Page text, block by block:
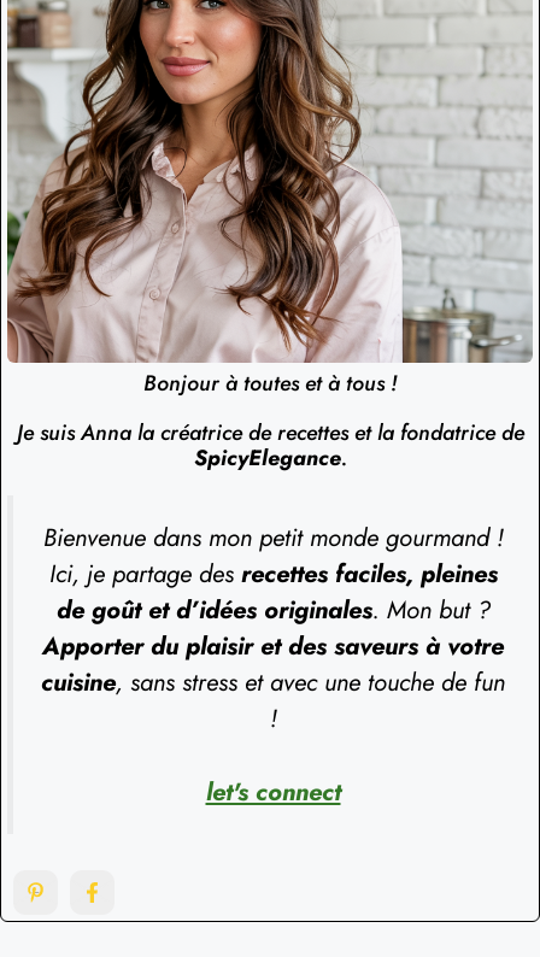
Bonjour à toutes et à tous !
Je suis Anna la créatrice de recettes et la fondatrice de
SpicyElegance.
Bienvenue dans mon petit monde gourmand !
Ici, je partage des recettes faciles, pleines
de goût et d’idées originales. Mon but ?
Apporter du plaisir et des saveurs à votre
cuisine, sans stress et avec une touche de fun
!
let's connect